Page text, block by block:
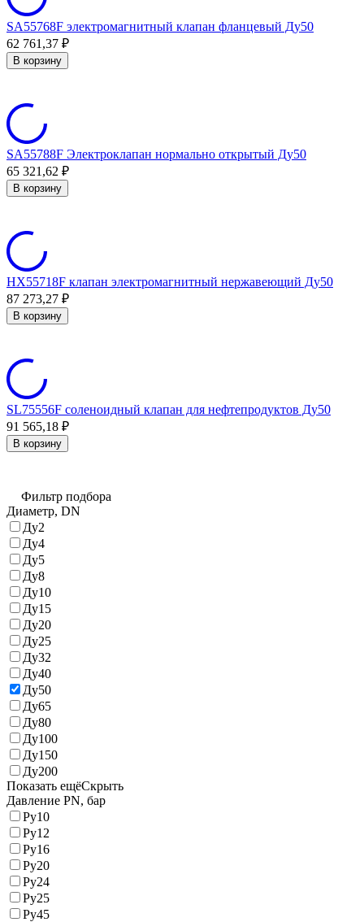
SA55768F электромагнитный клапан фланцевый Ду50
62 761,37 ₽
В корзину
SA55788F Электроклапан нормально открытый Ду50
65 321,62 ₽
В корзину
HX55718F клапан электромагнитный нержавеющий Ду50
87 273,27 ₽
В корзину
SL75556F соленоидный клапан для нефтепродуктов Ду50
91 565,18 ₽
В корзину
Фильтр подбора
Диаметр, DN
Ду2
Ду4
Ду5
Ду8
Ду10
Ду15
Ду20
Ду25
Ду32
Ду40
Ду50
Ду65
Ду80
Ду100
Ду150
Ду200
Показать ещёСкрыть
Давление PN, бар
Ру10
Ру12
Ру16
Ру20
Ру24
Ру25
Ру45